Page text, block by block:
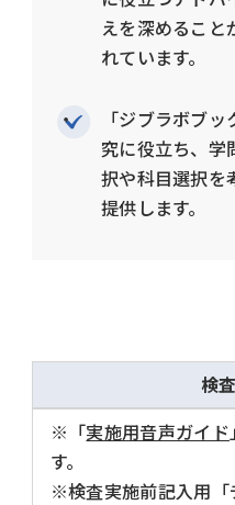
えを深めること
れています。
「ジブラボブ
究に役立ち、学
択や科目選択を
提供します。
検
※「実施用音声ガイド
す。
※検査実施前記入用「